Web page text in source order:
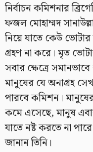
নির্বাচন কমিশনার
ফজল মোহাম্মদ
নিয়ে যাতে কেউ
গ্রহণ না করে। মৃত
সবার ক্ষেত্রে
মানুষের যে অনাগ্রহ
পারবে কমিশন।
কমে এসেছে, মানুষ
যাতে নষ্ট করতে না
জানান তিনি।